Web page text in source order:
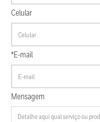
Celular
*E-mail
Mensagem